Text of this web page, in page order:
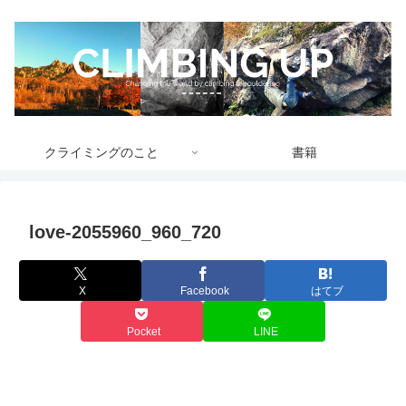
クライミングのこと 書籍
love-2055960_960_720
X Facebook はてブ
Pocket LINE